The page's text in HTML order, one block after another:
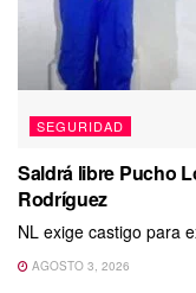
SEGURIDAD
Saldrá libre Pucho
Rodríguez
NL exige castigo para
AGOSTO 3, 2026